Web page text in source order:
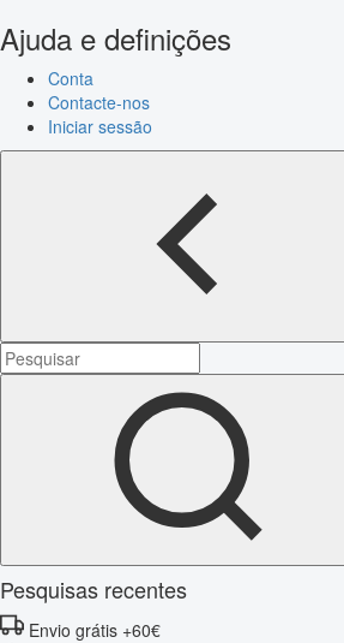
Ajuda e definições
Conta
Contacte-nos
Iniciar sessão
Pesquisas recentes
Envio grátis +60€